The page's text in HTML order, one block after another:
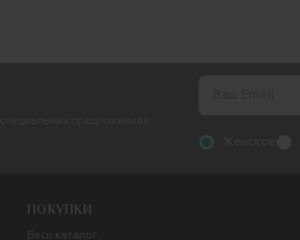
ПОКУПКИ
Весь каталог